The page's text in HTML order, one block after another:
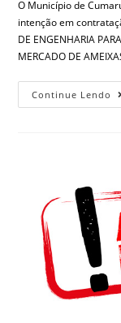
O Município de
intenção em
DE ENGENHARIA
MERCADO DE
Continue Lendo